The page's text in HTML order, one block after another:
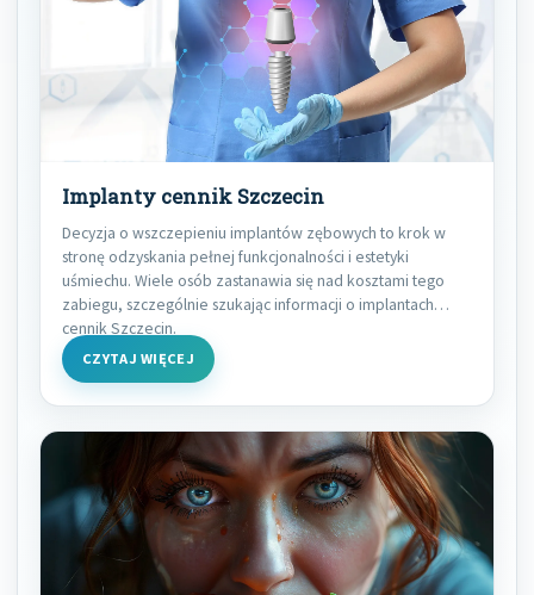
Implanty cennik Szczecin
Decyzja o wszczepieniu implantów zębowych to krok w
stronę odzyskania pełnej funkcjonalności i estetyki
uśmiechu. Wiele osób zastanawia się nad kosztami tego
zabiegu, szczególnie szukając informacji o implantach
cennik Szczecin.
CZYTAJ WIĘCEJ